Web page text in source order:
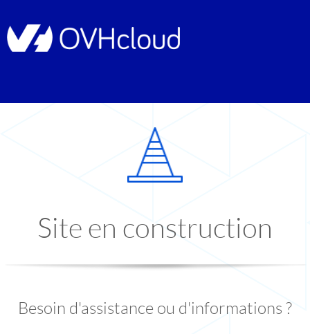
Site en construction
Besoin d'assistance ou d'informations ?